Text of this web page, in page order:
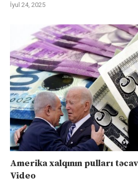
İyul 24, 2025
Amerika xalqının pulları
Video